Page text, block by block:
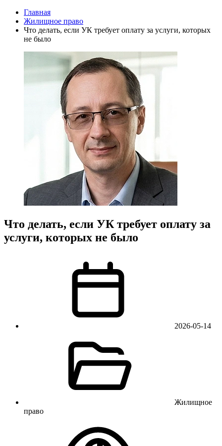
Главная
Жилищное право
Что делать, если УК требует оплату за услуги, которых
не было
Что делать, если УК требует оплату за
услуги, которых не было
2026-05-14
Жилищное
право